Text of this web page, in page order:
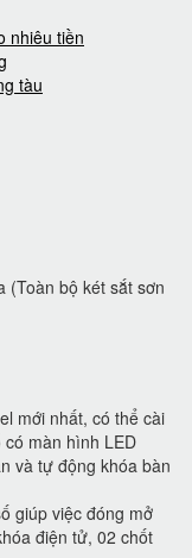
nhiêu tiền
tàu
(Toàn bộ két sắt sơn
mới nhất, có thể cài
màn hình LED
và tự động khóa bàn
giúp việc đóng mở
điện tử, 02 chốt